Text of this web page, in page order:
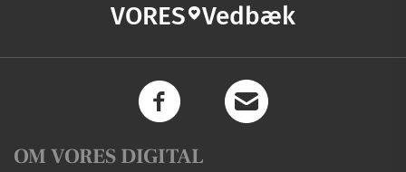
VORES Vedbæk
OM VORES DIGITAL